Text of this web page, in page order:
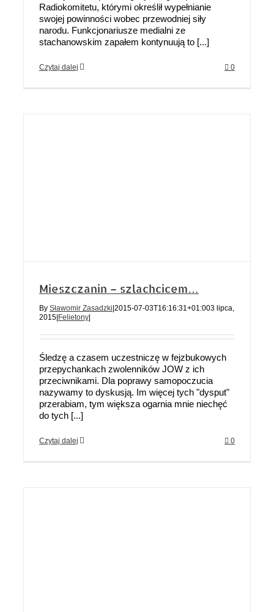
Radiokomitetu, którymi określił wypełnianie
swojej powinności wobec przewodniej siły
narodu. Funkcjonariusze medialni ze
stachanowskim zapałem kontynuują to [...]
Czytaj dalej 0
Mieszczanin – szlachcicem…
By Sławomir Zasadzki 2015-07-03T16:16:31+01:003 lipca,
2015 Felietony
Śledzę a czasem uczestniczę w fejzbukowych
przepychankach zwolenników JOW z ich
przeciwnikami. Dla poprawy samopoczucia
nazywamy to dyskusją. Im więcej tych "dysput"
przerabiam, tym większa ogarnia mnie niechęć
do tych [...]
Czytaj dalej 0